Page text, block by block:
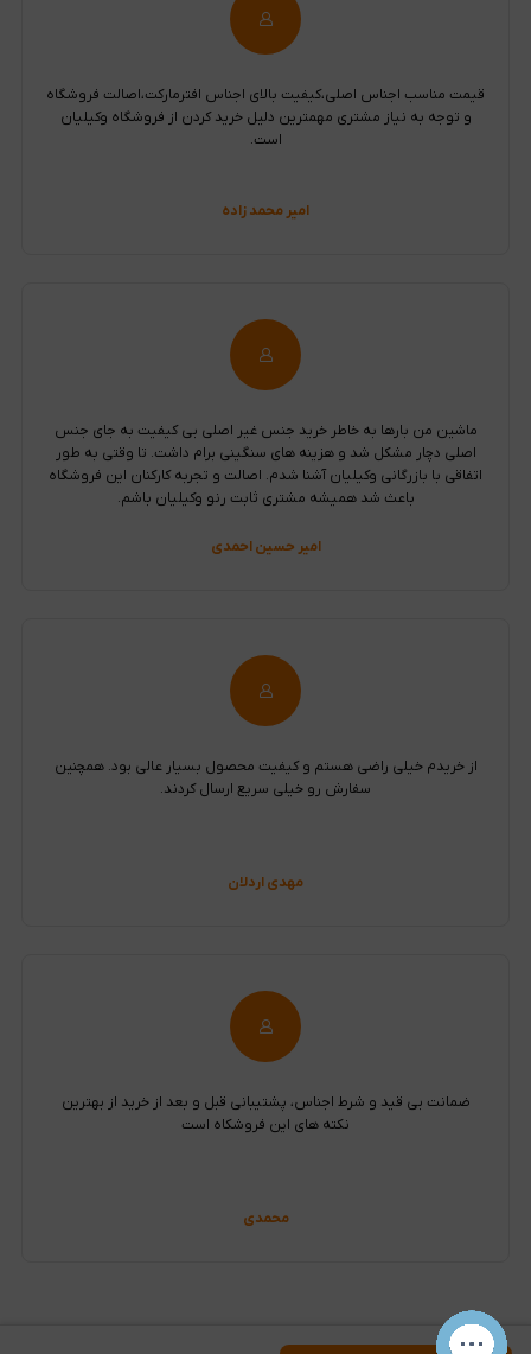
قیمت مناسب اجناس اصلی،کیفیت بالای اجناس افترمارکت،اصالت فروشگاه
و توجه به نیاز مشتری مهمترین دلیل خرید کردن از فروشگاه وکیلیان
است.
امیر محمد زاده
ماشین من بارها به خاطر خرید جنس غیر اصلی بی کیفیت به جای جنس
اصلی دچار مشکل شد و هزینه های سنگینی برام داشت. تا وقتی به طور
اتفاقی با بازرگانی وکیلیان آشنا شدم. اصالت و تجربه کارکنان این فروشگاه
باعث شد همیشه مشتری ثابت رنو وکیلیان باشم.
امیر حسین احمدی
از خریدم خیلی راضی هستم و کیفیت محصول بسیار عالی بود. همچنین
سفارش رو خیلی سریع ارسال کردند.
مهدی اردلان
ضمانت بی قید و شرط اجناس، پشتیبانی قبل و بعد از خرید از بهترین
نکته های این فروشکاه است
محمدی